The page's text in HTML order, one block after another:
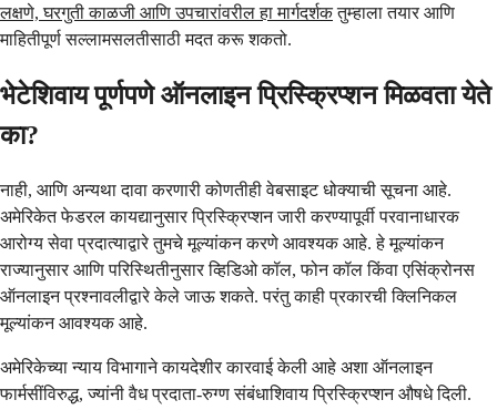
लक्षणे, घरगुती काळजी आणि उपचारांवरील हा मार्गदर्शकतुम्हाला तयार आणि
माहितीपूर्ण सल्लामसलतीसाठी मदत करू शकतो.
भेटेशिवाय पूर्णपणे ऑनलाइन प्रिस्क्रिप्शन मिळवता येते
का?
नाही, आणि अन्यथा दावा करणारी कोणतीही वेबसाइट धोक्याची सूचना आहे.
अमेरिकेत फेडरल कायद्यानुसार प्रिस्क्रिप्शन जारी करण्यापूर्वी परवानाधारक
आरोग्य सेवा प्रदात्याद्वारे तुमचे मूल्यांकन करणे आवश्यक आहे. हे मूल्यांकन
राज्यानुसार आणि परिस्थितीनुसार व्हिडिओ कॉल, फोन कॉल किंवा एसिंक्रोनस
ऑनलाइन प्रश्नावलीद्वारे केले जाऊ शकते. परंतु काही प्रकारची क्लिनिकल
मूल्यांकन आवश्यक आहे.
अमेरिकेच्या न्याय विभागाने कायदेशीर कारवाई केली आहे अशा ऑनलाइन
फार्मसींविरुद्ध, ज्यांनी वैध प्रदाता-रुग्ण संबंधाशिवाय प्रिस्क्रिप्शन औषधे दिली.